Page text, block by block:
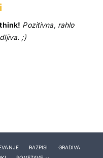
Pozitivna, rahlo
;)
RAZPISI
GRADIVA